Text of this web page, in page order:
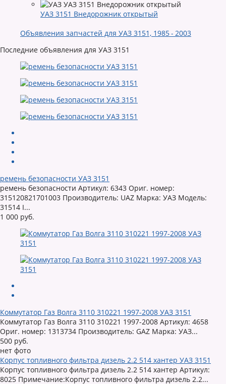
УАЗ 3151 Внедорожник открытый
Объявления запчастей для УАЗ 3151, 1985 - 2003
Последние объявления для УАЗ 3151
ремень безопасности УАЗ 3151
ремень безопасности Артикул: 6343 Ориг. номер:
315120821701003 Производитель: UAZ Марка: УАЗ Модель:
31514 I...
1 000 руб.
Коммутатор Газ Волга 3110 310221 1997-2008 УАЗ 3151
Коммутатор Газ Волга 3110 310221 1997-2008 Артикул: 4658
Ориг. номер: 1313734 Производитель: GAZ Марка: УАЗ...
500 руб.
нет фото
Корпус топливного фильтра дизель 2.2 514 хантер УАЗ 3151
Корпус топливного фильтра дизель 2.2 514 хантер Артикул:
8025 Примечание:Корпус топливного фильтра дизель 2.2...